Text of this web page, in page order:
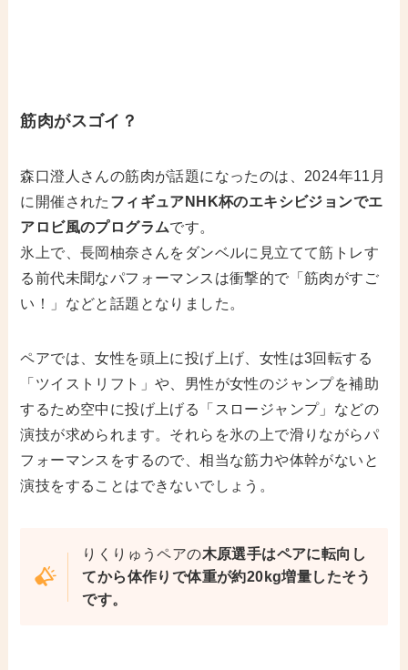
筋肉がスゴイ？
森口澄人さんの筋肉が話題になったのは、2024年11月
に開催された フィギュアNHK杯のエキシビジョンでエ
アロビ風のプログラムです。
氷上で、長岡柚奈さんをダンベルに見立てて筋トレす
る前代未聞なパフォーマンスは衝撃的で「筋肉がすご
い！」などと話題となりました。
ペアでは、女性を頭上に投げ上げ、女性は3回転する
「ツイストリフト」や、男性が女性のジャンプを補助
するため空中に投げ上げる「スロージャンプ」などの
演技が求められます。それらを氷の上で滑りながらパ
フォーマンスをするので、相当な筋力や体幹がないと
演技をすることはできないでしょう。
りくりゅうペアの木原選手はペアに転向し
てから体作りで体重が約20kg増量したそう
です。